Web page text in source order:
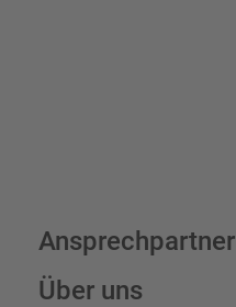
Ansprechpartner
Über uns